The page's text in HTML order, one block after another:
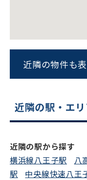
近隣の物件も
近隣の駅・エ
近隣の駅から探す
横浜線八王子駅
八
駅
中央線快速八王